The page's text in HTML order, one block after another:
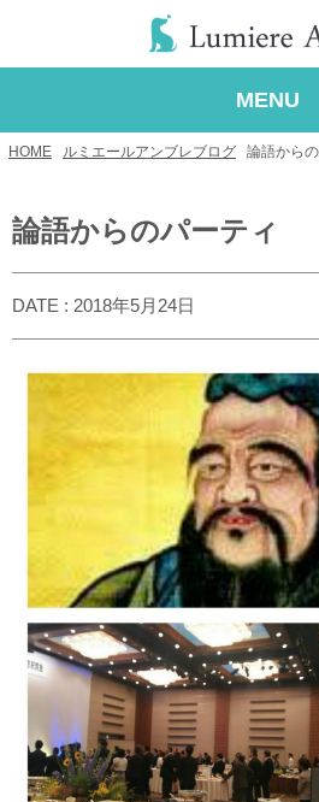
MENU
HOME ルミエールアンブレブログ 論語から
論語からのパーティ
DATE : 2018年5月24日